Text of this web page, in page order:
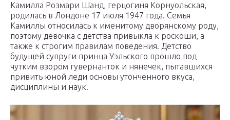
Камилла Розмари Шанд, герцогиня Корнуольская,
родилась в Лондоне 17 июля 1947 года. Семья
Камиллы относилась к именитому дворянскому роду,
поэтому девочка с детства привыкла к роскоши, а
также к строгим правилам поведения. Детство
будущей супруги принца Уэльского прошло под
чутким взором гувернанток и нянечек, пытавшихся
привить юной леди основы утонченного вкуса,
дисциплины и наук.